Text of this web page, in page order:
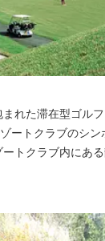
れた滞在型ゴル
トクラブ内にあ
の特徴ある建物
らはリゾートの美